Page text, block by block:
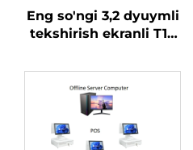
Eng so'ngi 3,2 dyuymli
tekshirish ekranli T10
markazlari uchun WIFI
kartani o'qish
terminali